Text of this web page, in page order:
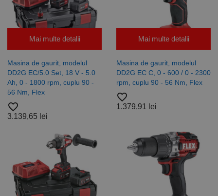
Mai multe detalii
Masina de gaurit, modelul
DD2G EC/5.0 Set, 18 V - 5.0
Ah, 0 - 1800 rpm, cuplu 90 -
56 Nm, Flex
favorite_border
3.139,65 lei
Mai multe detalii
Masina de gaurit, modelul
DD2G EC C, 0 - 600 / 0 - 2300
rpm, cuplu 90 - 56 Nm, Flex
favorite_border
1.379,91 lei